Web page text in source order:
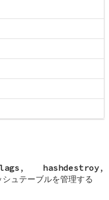
, hashdestroy,
ュテーブルを管理する